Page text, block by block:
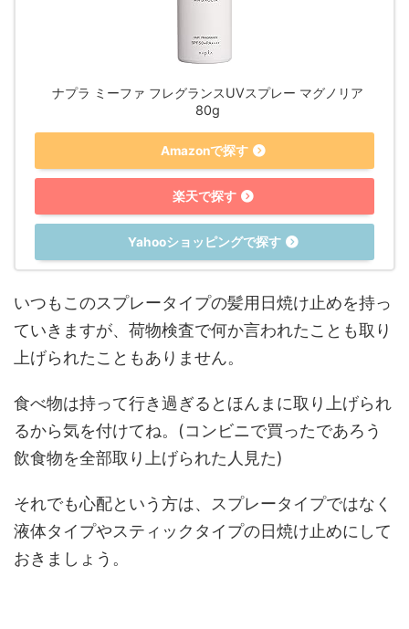
ナプラ ミーファ フレグランスUVスプレー マグノリア
80g
Amazonで探す
楽天で探す
Yahooショッピングで探す
いつもこのスプレータイプの髪用日焼け止めを持っ
ていきますが、荷物検査で何か言われたことも取り
上げられたこともありません。
食べ物は持って行き過ぎるとほんまに取り上げられ
るから気を付けてね。(コンビニで買ったであろう
飲食物を全部取り上げられた人見た)
それでも心配という方は、スプレータイプではなく
液体タイプやスティックタイプの日焼け止めにして
おきましょう。